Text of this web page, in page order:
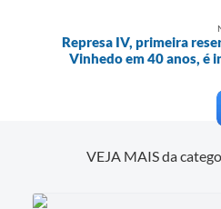
Represa IV, primeira
Vinhedo em 40 anos, é
VEJA MAIS da